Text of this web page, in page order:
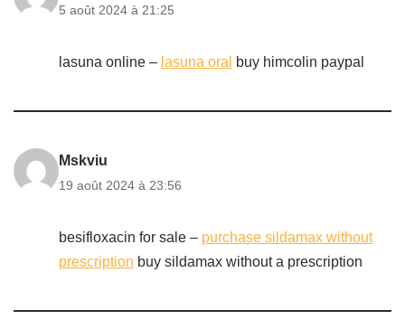
5 août 2024 à 21:25
lasuna online – lasuna oral buy himcolin paypal
Mskviu
19 août 2024 à 23:56
besifloxacin for sale – purchase sildamax without
prescription buy sildamax without a prescription